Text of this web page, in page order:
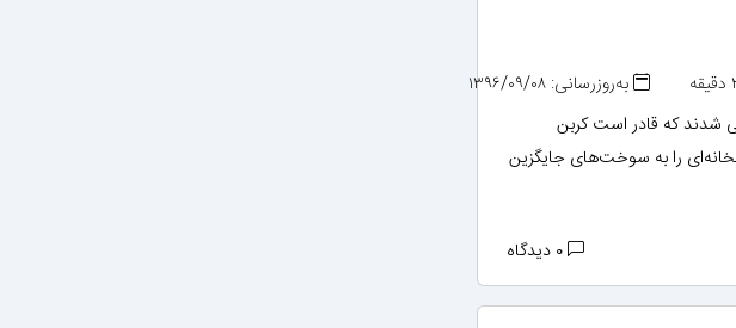
به‌روزرسانی: ۱۳۹۶/۰۹/۰۸
شدند که قادر است کربن
را به سوخت‌های جایگزین